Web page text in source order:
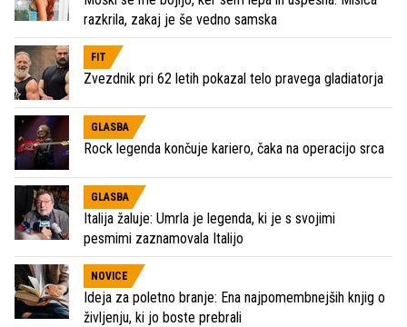
razkrila, zakaj je še vedno samska
FIT
Zvezdnik pri 62 letih pokazal telo pravega gladiatorja
GLASBA
Rock legenda končuje kariero, čaka na operacijo srca
GLASBA
Italija žaluje: Umrla je legenda, ki je s svojimi
pesmimi zaznamovala Italijo
NOVICE
Ideja za poletno branje: Ena najpomembnejših knjig o
življenju, ki jo boste prebrali